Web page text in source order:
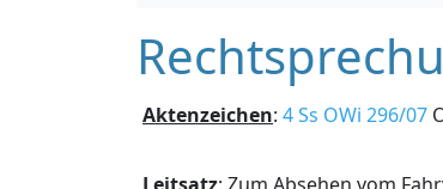
Aktenzeichen: 4 Ss OWi 296/07